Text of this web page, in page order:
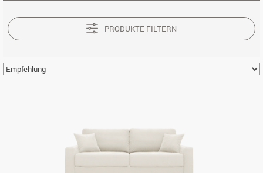
PRODUKTE FILTERN